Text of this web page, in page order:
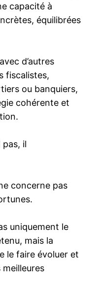
capacité à
équilibrées
d’autres
fiscalistes,
ou banquiers,
cohérente et
il
concerne pas
uniquement le
mais la
le faire évoluer et